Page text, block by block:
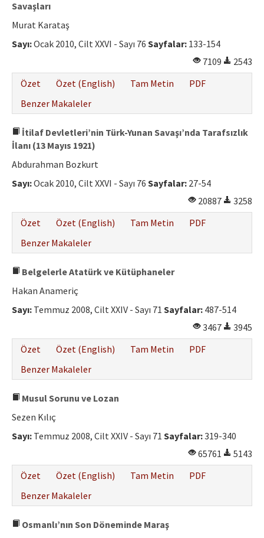
Savaşları
Murat Karataş
Sayı:Ocak 2010, Cilt XXVI - Sayı 76 Sayfalar: 133-154
7109
2543
Özet
Özet (English) Tam Metin
PDF
Benzer Makaleler
İtilaf Devletleri’nin Türk-Yunan Savaşı’nda Tarafsızlık
İlanı (13 Mayıs 1921)
Abdurahman Bozkurt
Sayı:Ocak 2010, Cilt XXVI - Sayı 76 Sayfalar: 27-54
20887
3258
Özet
Özet (English) Tam Metin
PDF
Benzer Makaleler
Belgelerle Atatürk ve Kütüphaneler
Hakan Anameriç
Sayı: Temmuz 2008, Cilt XXIV - Sayı 71 Sayfalar: 487-514
3467
3945
Özet
Özet (English) Tam Metin
PDF
Benzer Makaleler
Musul Sorunu ve Lozan
Sezen Kılıç
Sayı: Temmuz 2008, Cilt XXIV - Sayı 71 Sayfalar:319-340
65761
5143
Özet
Özet (English) Tam Metin
PDF
Benzer Makaleler
Osmanlı’nın Son Döneminde Maraş